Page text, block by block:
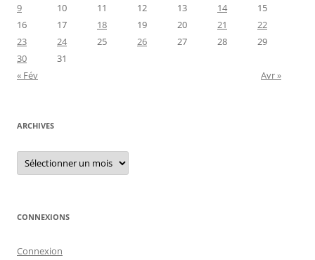
9
10 11 12 13 14
15
16
17 18 19 20 21
22
23
24 25 26 27 28
29
30
31
« Fév
Avr »
ARCHIVES
Archives
CONNEXIONS
Connexion